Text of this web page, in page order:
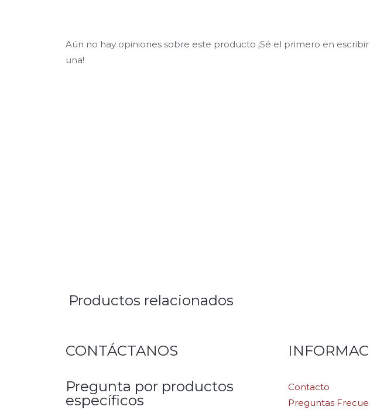
Aún no hay opiniones sobre este producto ¡Sé el primero en escribir
una!
Productos relacionados
CONTÁCTANOS
Pregunta por productos
específicos
Contacto
Preguntas